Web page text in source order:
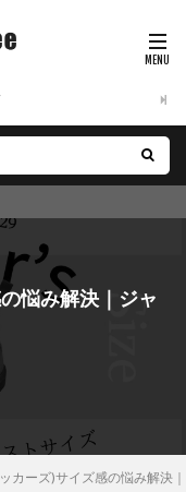
悩み解決｜ジャ
カーズ)サイズ感の悩み解決